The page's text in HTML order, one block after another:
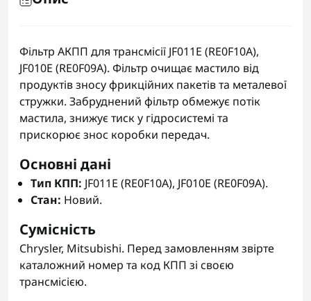
Фільтр АКПП для трансмісії JF011E (RE0F10A),
JF010E (RE0F09A). Фільтр очищає мастило від
продуктів зносу фрикційних пакетів та металевої
стружки. Забруднений фільтр обмежує потік
мастила, знижує тиск у гідросистемі та
прискорює знос коробки передач.
Основні дані
Тип КПП: JF011E (RE0F10A), JF010E (RE0F09A).
Стан: Новий.
Сумісність
Chrysler, Mitsubishi. Перед замовленням звірте
каталожний номер та код КПП зі своєю
трансмісією.